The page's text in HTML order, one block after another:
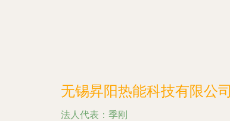
无锡昇阳热能科技有限公司
法人代表： 季刚